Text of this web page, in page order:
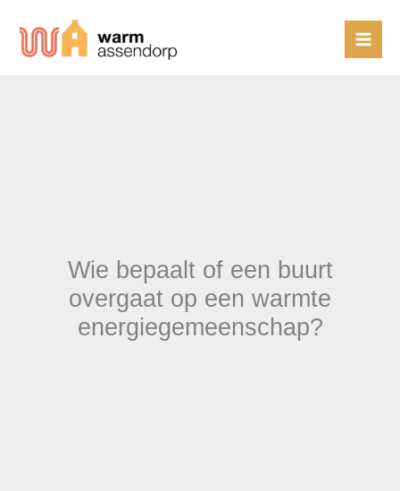
naar
Wie bepaalt of een buurt
overgaat op een warmte
energiegemeenschap?